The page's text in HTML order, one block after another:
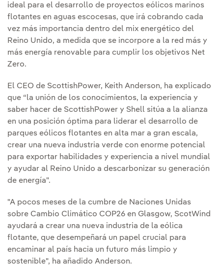
ideal para el desarrollo de proyectos eólicos marinos
flotantes en aguas escocesas, que irá cobrando cada
vez más importancia dentro del mix energético del
Reino Unido, a medida que se incorpore a la red más y
más energía renovable para cumplir los objetivos Net
Zero.
El CEO de ScottishPower, Keith Anderson, ha explicado
que “la unión de los conocimientos, la experiencia y
saber hacer de ScottishPower y Shell sitúa a la alianza
en una posición óptima para liderar el desarrollo de
parques eólicos flotantes en alta mar a gran escala,
crear una nueva industria verde con enorme potencial
para exportar habilidades y experiencia a nivel mundial
y ayudar al Reino Unido a descarbonizar su generación
de energía".
"A pocos meses de la cumbre de Naciones Unidas
sobre Cambio Climático COP26 en Glasgow, ScotWind
ayudará a crear una nueva industria de la eólica
flotante, que desempeñará un papel crucial para
encaminar al país hacia un futuro más limpio y
sostenible", ha añadido Anderson.